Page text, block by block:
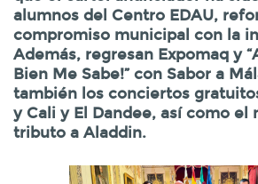
alumnos del Centro EDAU,
compromiso municipal con la
Además, regresan Expomaq y
Bien Me Sabe!” con Sabor a
también los conciertos
y Cali y El Dandee, así como el
tributo a Aladdin.